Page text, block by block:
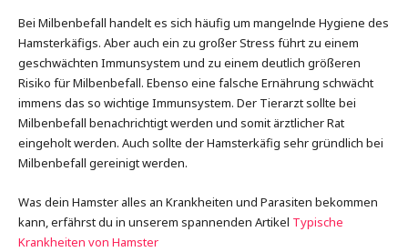
Bei Milbenbefall handelt es sich häufig um mangelnde Hygiene des
Hamsterkäfigs. Aber auch ein zu großer Stress führt zu einem
geschwächten Immunsystem und zu einem deutlich größeren
Risiko für Milbenbefall. Ebenso eine falsche Ernährung schwächt
immens das so wichtige Immunsystem. Der Tierarzt sollte bei
Milbenbefall benachrichtigt werden und somit ärztlicher Rat
eingeholt werden. Auch sollte der Hamsterkäfig sehr gründlich bei
Milbenbefall gereinigt werden.
Was dein Hamster alles an Krankheiten und Parasiten bekommen
kann, erfährst du in unserem spannenden Artikel Typische
Krankheiten von Hamster